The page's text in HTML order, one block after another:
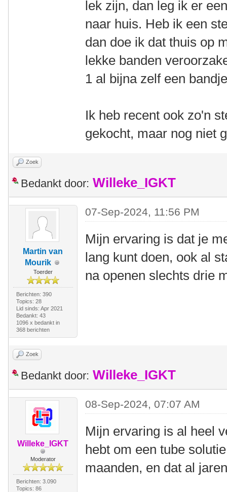
lek zijn, dan leg ik er
naar huis. Heb ik een
dan doe ik dat thuis op
lekke banden
1 al bijna zelf een
Ik heb recent ook zo'n
gekocht, maar nog niet
Zoek
Bedankt door: Willeke_IGKT
Martin van
Mourik
Toerder
Berichten: 390
Topics: 28
Lid sinds: Apr 2021
Bedankt: 43
1096 x bedankt in
368 berichten
07-Sep-2024, 11:56 PM
Mijn ervaring is dat je
lang kunt doen, ook al
na openen slechts drie
Zoek
Bedankt door: Willeke_IGKT
Willeke_IGKT
Moderator
Berichten: 3.090
Topics: 86
08-Sep-2024, 07:07 AM
Mijn ervaring is al heel
hebt om een tube
maanden, en dat al